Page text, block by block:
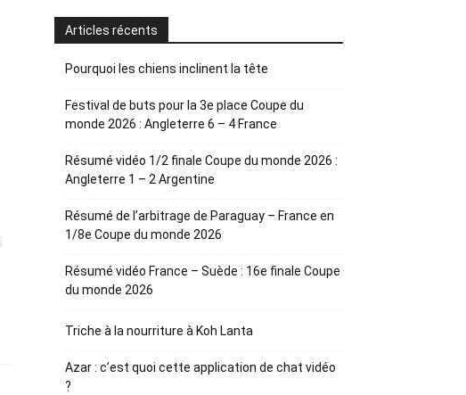
Articles récents
Pourquoi les chiens inclinent la tête
Festival de buts pour la 3e place Coupe du
monde 2026 : Angleterre 6 – 4 France
Résumé vidéo 1/2 finale Coupe du monde 2026 :
Angleterre 1 – 2 Argentine
Résumé de l’arbitrage de Paraguay – France en
1/8e Coupe du monde 2026
Résumé vidéo France – Suède : 16e finale Coupe
du monde 2026
Triche à la nourriture à Koh Lanta
Azar : c’est quoi cette application de chat vidéo
?